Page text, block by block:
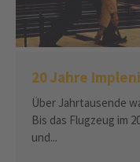
20 Jahre
Über Jahrtausende
Bis das Flugzeug im
und...